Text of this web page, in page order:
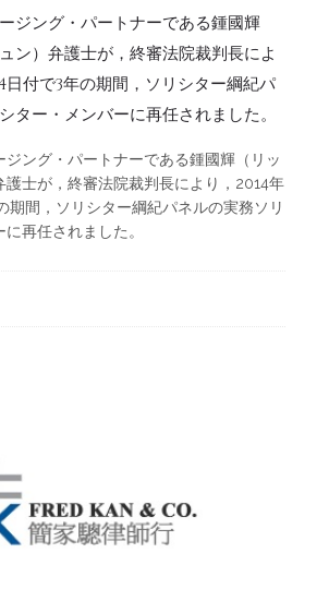
ジング・パートナーである鍾國輝
ン）弁護士が，終審法院裁判長によ
日付で3年の期間，ソリシター綱紀パ
ター・メンバーに再任されました。
ジング・パートナーである鍾國輝（リッ
護士が，終審法院裁判長により，2014年
期間，ソリシター綱紀パネルの実務ソリ
再任されました。